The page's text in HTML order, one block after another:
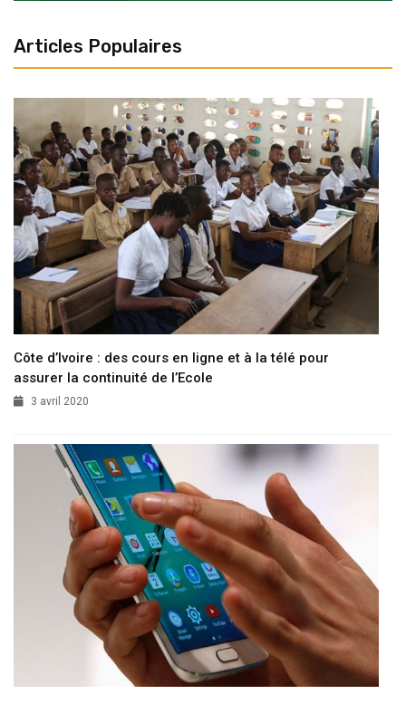
Articles Populaires
Côte d’Ivoire : des cours en ligne et à la télé pour
assurer la continuité de l’Ecole
3 avril 2020